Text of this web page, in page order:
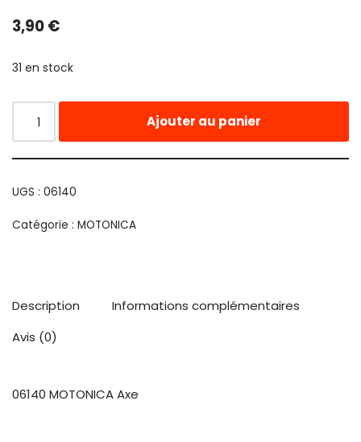
3,90€
31 en stock
Ajouter au panier
UGS : 06140
Catégorie : MOTONICA
Description
Informations complémentaires
Avis (0)
06140 MOTONICA Axe